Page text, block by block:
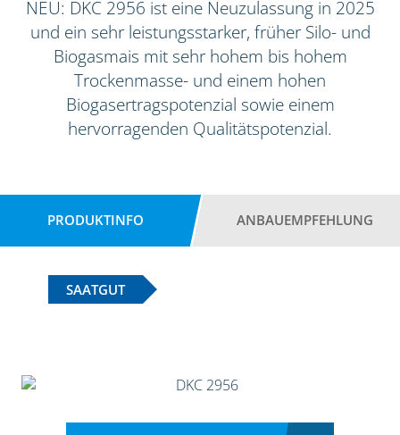
NEU: DKC 2956 ist eine Neuzulassung in 2025
und ein sehr leistungsstarker, früher Silo- und
Biogasmais mit sehr hohem bis hohem
Trockenmasse- und einem hohen
Biogasertragspotenzial sowie einem
hervorragenden Qualitätspotenzial.
PRODUKTINFO ANBAUEMPFEHLUNG
SAATGUT